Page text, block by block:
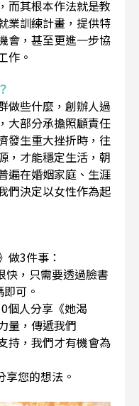
而其根本作法就是教
業訓練計畫，提供特
會，甚至更進一步協
作。
做些什麼，創辦人過
大部分承擔照顧責任
發生重大挫折時，往
，才能穩定生活，朝
遍在婚姻家庭、生涯
們決定以女性作為起
做3件事：
快，只需要透過臉書
可。
個人分享《她渴
量，傳遞我們
持，我們才有機會為
您的想法。